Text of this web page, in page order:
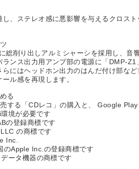
、ステレオ感に悪影響を与えるクロス
総削り出しアルミシャーシを採用し、
ンス出力用アンプ部の電源に「DMP-
にはヘッドホン出力のはんだ付け部な
ル感を再現します。
る
する「CDレコ」の購入と、 Google
境が必要です
の登録商標です
の商標です
Inc.
Apple Inc.の登録商標です
ータ機器の商標です